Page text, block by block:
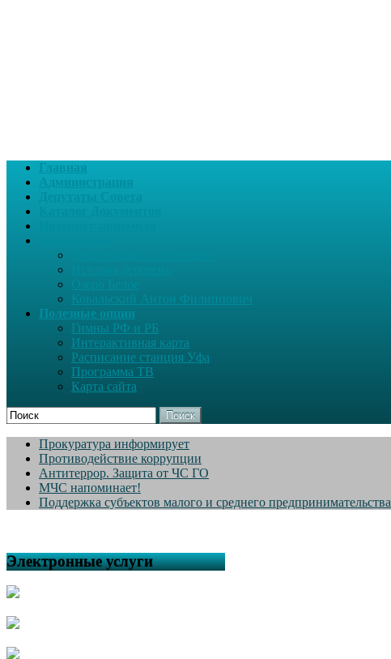
Главная
Администрация
Ковальский Антон Филиппович
Полезные опции
Гимны РФ и РБ
Интерактивная карта
Расписание станция Уфа
Программа ТВ
Карта сайта
Поиск
Прокуратура информирует
Противодействие коррупции
Антитеррор. Защита от ЧС ГО
МЧС напоминает!
Поддержка субъектов малого и среднего предпринимательства
Электронные услуги